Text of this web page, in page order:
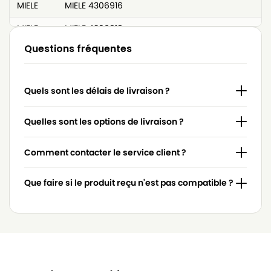
MIELE
MIELE 4306916
MIELE
MIELE 4306918
MIELE
MIELE 4854915
MIELE
MIELE 7253830
MIELE
MIELE 7736191
MIELE
MIELE 9442600
MIELE
MIELE ACCU NOVA
MIELE
MIELE ACTIVE HEPA
Questions fréquentes
Quels sont les délais de livraison ?
Quelles sont les options de livraison ?
Comment contacter le service client ?
Que faire si le produit reçu n'est pas compatible ?